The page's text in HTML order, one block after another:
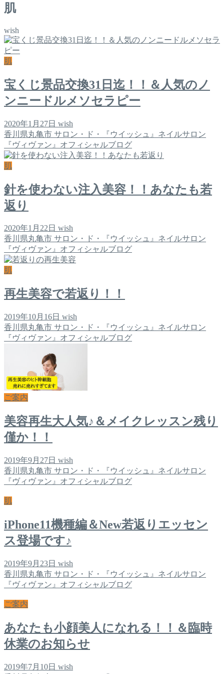
肌
wish
肌
宝くじ景品交換31日迄！！＆人気のノ
ンニードルメソセラピー
2020年1月27日 wish
香川県丸亀市 サロン・ド・『ウイッシュ』ネイルサロン
『ヴィヴァン』オフィシャルブログ
肌
針を使わない注入美容！！あなたも若
返り
2020年1月22日 wish
香川県丸亀市 サロン・ド・『ウイッシュ』ネイルサロン
『ヴィヴァン』オフィシャルブログ
肌
再生美容で若返り！！
2019年10月16日 wish
香川県丸亀市 サロン・ド・『ウイッシュ』ネイルサロン
『ヴィヴァン』オフィシャルブログ
ご案内
美容再生大人気♪＆メイクレッスン残り
僅か！！
2019年9月27日 wish
香川県丸亀市 サロン・ド・『ウイッシュ』ネイルサロン
『ヴィヴァン』オフィシャルブログ
肌
iPhone11機種編＆New若返りエッセン
ス登場です♪
2019年9月23日 wish
香川県丸亀市 サロン・ド・『ウイッシュ』ネイルサロン
『ヴィヴァン』オフィシャルブログ
ご案内
あなたも小顔美人になれる！！＆臨時
休業のお知らせ
2019年7月10日 wish